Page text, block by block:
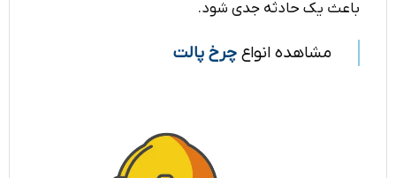
باعث یک حادثه جدی شود.
مشاهده انواع چرخ پالت